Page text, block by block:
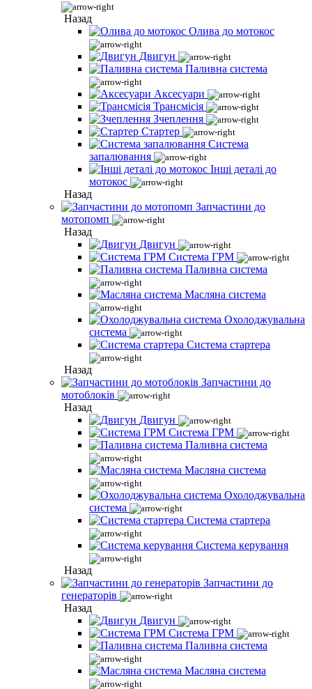
Назад
Олива до мотокос
Двигун
Паливна система
Аксесуари
Трансмісія
Зчеплення
Стартер
Система
запалювання
Інші деталі до
мотокос
Назад
Запчастини до
мотопомп
Назад
Двигун
Система ГРМ
Паливна система
Масляна система
Охолоджувальна
система
Система стартера
Назад
Запчастини до
мотоблоків
Назад
Двигун
Система ГРМ
Паливна система
Масляна система
Охолоджувальна
система
Система стартера
Система керування
Назад
Запчастини до
генераторів
Назад
Двигун
Система ГРМ
Паливна система
Масляна система